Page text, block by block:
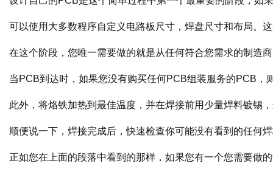
可以使用大多数程序自定义电路板尺寸，焊盘尺寸和布局。
在这个阶段，您唯一需要做的就是从任何符合您需求的制造
当PCB到达时，如果您没有购买任何PCB组装服务的PCB，
此外，将烙铁加热到最佳温度，并在焊接前用少量焊料镀锡
顺便说一下，焊接完成后，快速检查你可能没有看到的任何
正如您在上面的段落中看到的那样，如果您有一个您需要做